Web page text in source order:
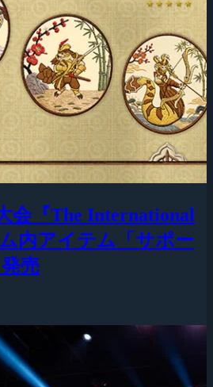
会『The International
内アイテム「サポー
売